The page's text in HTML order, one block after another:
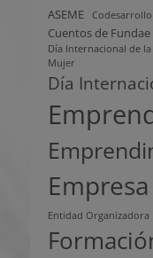
ASEME
Cuentos de Fundae
Día Internacional de
Mujer
Día
Empresa
Entidad Organizadora